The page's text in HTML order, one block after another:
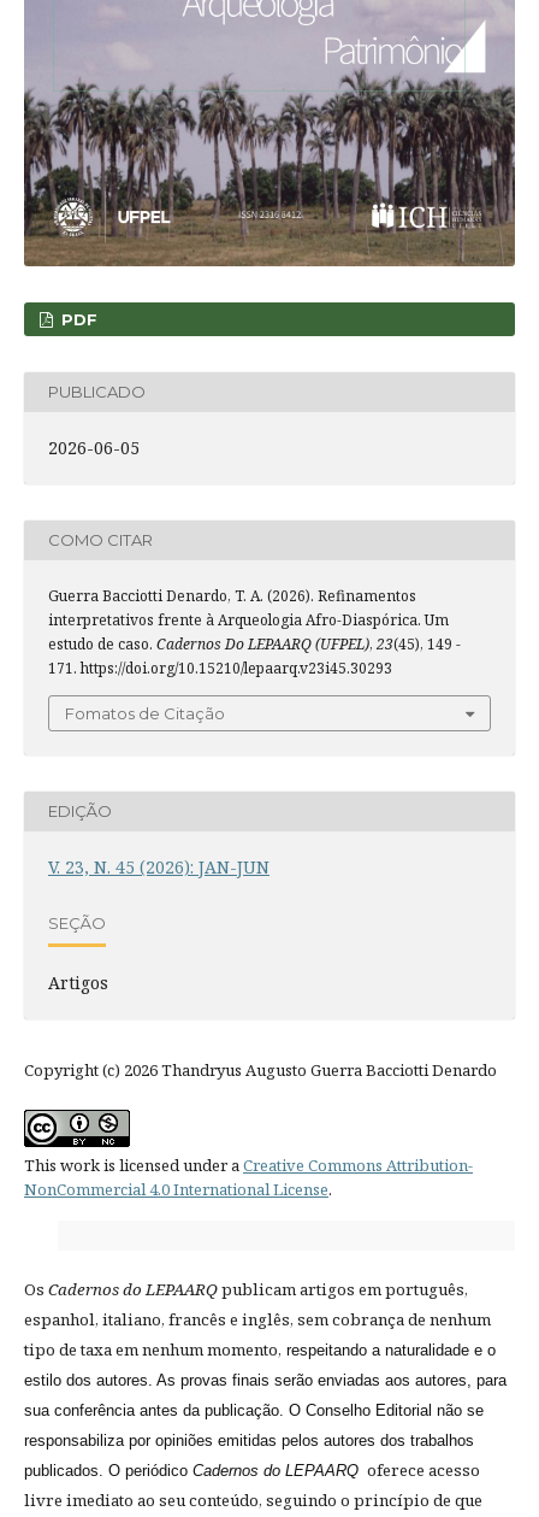
PDF
PUBLICADO
2026-06-05
COMO CITAR
Guerra Bacciotti Denardo, T. A. (2026). Refinamentos
interpretativos frente à Arqueologia Afro-Diaspórica. Um
estudo de caso. Cadernos Do LEPAARQ (UFPEL), 23(45), 149 -
171. https://doi.org/10.15210/lepaarq.v23i45.30293
Fomatos de Citação
EDIÇÃO
V. 23, N. 45 (2026): JAN-JUN
SEÇÃO
Artigos
Copyright (c) 2026 Thandryus Augusto Guerra Bacciotti Denardo
This work is licensed under aCreative Commons Attribution-
NonCommercial 4.0 International License.
Os Cadernos do LEPAARQpublicam artigos em português,
espanhol, italiano, francês e inglês, sem cobrança de nenhum
tipo de taxa em nenhum momento, respeitando a naturalidade e o
estilo dos autores. As provas finais serão enviadas aos autores, para
sua conferência antes da publicação. O Conselho Editorial não se
responsabiliza por opiniões emitidas pelos autores dos trabalhos
publicados. O periódico Cadernos do LEPAARQ oferece acesso
livre imediato ao seu conteúdo, seguindo o princípio de que